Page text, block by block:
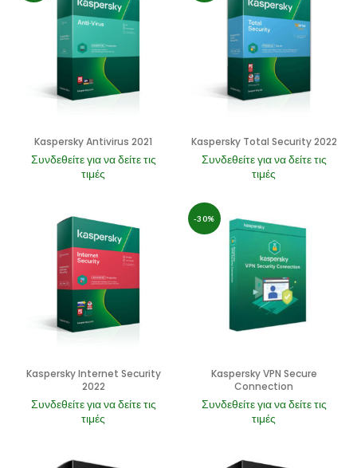
Kaspersky Antivirus 2021
Συνδεθείτε για να δείτε τις
τιμές
Kaspersky Total Security 2022
Συνδεθείτε για να δείτε τις
τιμές
Kaspersky Internet Security
2022
Συνδεθείτε για να δείτε τις
τιμές
-30%
Kaspersky VPN Secure
Connection
Συνδεθείτε για να δείτε τις
τιμές